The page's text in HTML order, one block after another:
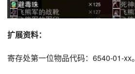
扩展资料：
寄存处第一位物品代码：6540-01-xx。